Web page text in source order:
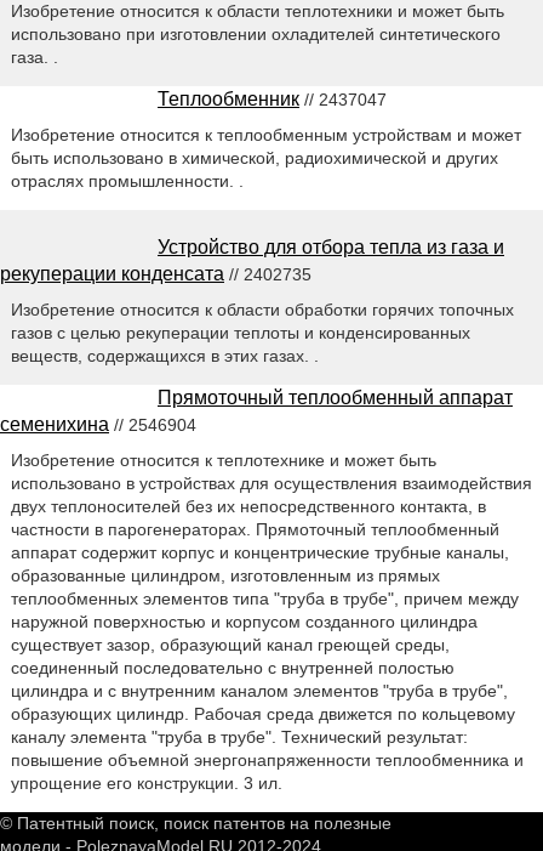
Изобретение относится к области теплотехники и может быть
использовано при изготовлении охладителей синтетического
газа. .
Теплообменник // 2437047
Изобретение относится к теплообменным устройствам и может
быть использовано в химической, радиохимической и других
отраслях промышленности. .
Устройство для отбора тепла из газа и
рекуперации конденсата // 2402735
Изобретение относится к области обработки горячих топочных
газов с целью рекуперации теплоты и конденсированных
веществ, содержащихся в этих газах. .
Прямоточный теплообменный аппарат
семенихина // 2546904
Изобретение относится к теплотехнике и может быть
использовано в устройствах для осуществления взаимодействия
двух теплоносителей без их непосредственного контакта, в
частности в парогенераторах. Прямоточный теплообменный
аппарат содержит корпус и концентрические трубные каналы,
образованные цилиндром, изготовленным из прямых
теплообменных элементов типа "труба в трубе", причем между
наружной поверхностью и корпусом созданного цилиндра
существует зазор, образующий канал греющей среды,
соединенный последовательно с внутренней полостью
цилиндра и с внутренним каналом элементов "труба в трубе",
образующих цилиндр. Рабочая среда движется по кольцевому
каналу элемента "труба в трубе". Технический результат:
повышение объемной энергонапряженности теплообменника и
упрощение его конструкции. 3 ил.
© Патентный поиск, поиск патентов на полезные
модели - PoleznayaModel.RU 2012-2024